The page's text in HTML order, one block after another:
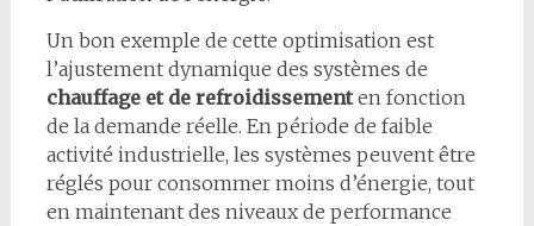
Un bon exemple de cette optimisation est
l’ajustement dynamique des systèmes de
chauffage et de refroidissementen fonction
de la demande réelle. En période de faible
activité industrielle, les systèmes peuvent être
réglés pour consommer moins d’énergie, tout
en maintenant des niveaux de performance